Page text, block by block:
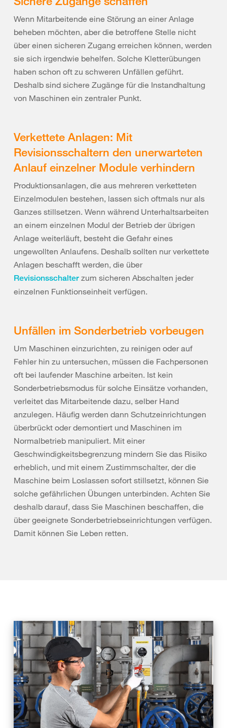
Wenn Mitarbeitende eine Störung an einer Anlage
beheben möchten, aber die betroffene Stelle nicht
über einen sicheren Zugang erreichen können, werden
sie sich irgendwie behelfen. Solche Kletterübungen
haben schon oft zu schweren Unfällen geführt.
Deshalb sind sichere Zugänge für die Instandhaltung
von Maschinen ein zentraler Punkt.
Verkettete Anlagen: Mit
Revisionsschaltern den unerwarteten
Anlauf einzelner Module verhindern
Produktionsanlagen, die aus mehreren verketteten
Einzelmodulen bestehen, lassen sich oftmals nur als
Ganzes stillsetzen. Wenn während Unterhaltsarbeiten
an einem einzelnen Modul der Betrieb der übrigen
Anlage weiterläuft, besteht die Gefahr eines
ungewollten Anlaufens. Deshalb sollten nur verkettete
Anlagen beschafft werden, die über
Revisionsschalter zum sicheren Abschalten jeder
einzelnen Funktionseinheit verfügen.
Unfällen im Sonderbetrieb vorbeugen
Um Maschinen einzurichten, zu reinigen oder auf
Fehler hin zu untersuchen, müssen die Fachpersonen
oft bei laufender Maschine arbeiten. Ist kein
Sonderbetriebsmodus für solche Einsätze vorhanden,
verleitet das Mitarbeitende dazu, selber Hand
anzulegen. Häufig werden dann Schutzeinrichtungen
überbrückt oder demontiert und Maschinen im
Normalbetrieb manipuliert. Mit einer
Geschwindigkeitsbegrenzung mindern Sie das Risiko
erheblich, und mit einem Zustimmschalter, der die
Maschine beim Loslassen sofort stillsetzt, können Sie
solche gefährlichen Übungen unterbinden. Achten Sie
deshalb darauf, dass Sie Maschinen beschaffen, die
über geeignete Sonderbetriebseinrichtungen verfügen.
Damit können Sie Leben retten.